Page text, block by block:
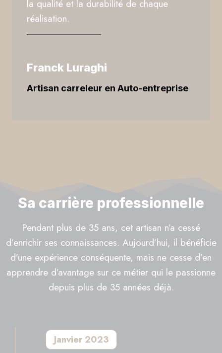
la qualité et la durabilité de chaque
réalisation.
Franck Luraghi
Artisan carreleur en Auto-entreprise
Sa carrière professionnelle
Pendant plus de 35 ans, cet artisan n’a cessé
d’enrichir ses connaissances. Aujourd’hui, il bénéficie
d’une expérience conséquente, mais ne cesse d’en
apprendre d’avantage sur ce métier qui le passionne
depuis plus de 35 années déjà.
Janvier 2023